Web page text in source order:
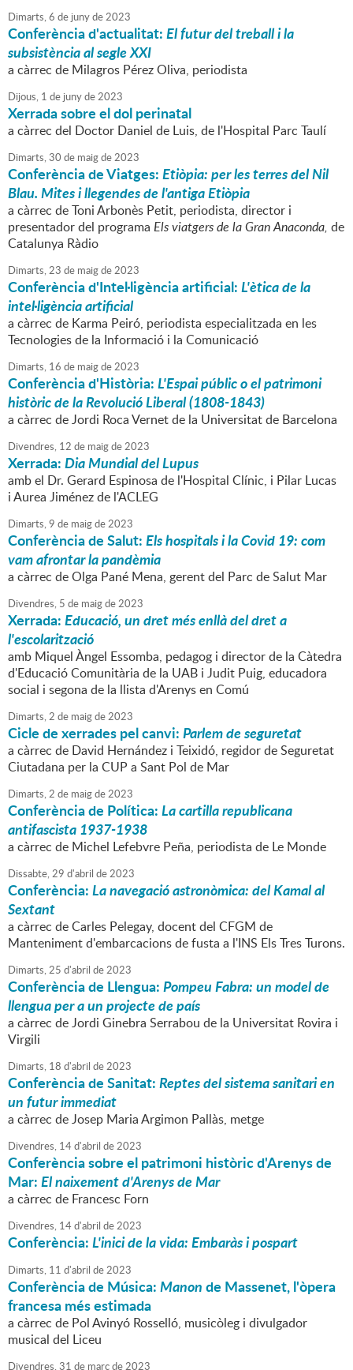
Dimarts,6 de junyde2023
Conferència d'actualitat:El futur del treball i la
subsistència al segle XXI
a càrrec de Milagros Pérez Oliva, periodista
Dijous, 1 de junyde2023
Xerrada sobre el dol perinatal
a càrrec del Doctor Daniel de Luis, de l'Hospital Parc Taulí
Dimarts,30 de maigde2023
Conferència de Viatges:Etiòpia: per les terres del Nil
Blau. Mites i llegendes de l'antiga Etiòpia
a càrrec de Toni Arbonès Petit, periodista, director i
presentador del programa Els viatgers de la Gran Anaconda, de
Catalunya Ràdio
Dimarts,23 de maigde2023
Conferència d'Intel·ligència artificial:L'ètica de la
intel·ligència artificial
a càrrec de Karma Peiró, periodista especialitzada en les
Tecnologies de la Informació i la Comunicació
Dimarts, 16 de maigde2023
Conferència d'Història:L'Espai públic o el patrimoni
històric de la Revolució Liberal (1808-1843)
a càrrec de Jordi Roca Vernet de la Universitat de Barcelona
Divendres, 12 de maigde2023
Xerrada:Dia Mundial del Lupus
amb el Dr. Gerard Espinosa de l'Hospital Clínic, i Pilar Lucas
i Aurea Jiménez de l'ACLEG
Dimarts,9 de maigde2023
Conferència de Salut:Els hospitals i la Covid 19: com
vam afrontar la pandèmia
a càrrec de Olga Pané Mena, gerent del Parc de Salut Mar
Divendres, 5 de maigde2023
Xerrada:Educació, un dret més enllà del dret a
l'escolarització
amb Miquel Àngel Essomba, pedagog i director de la Càtedra
d'Educació Comunitària de la UAB i Judit Puig, educadora
social i segona de la llista d'Arenys en Comú
Dimarts,2 de maigde2023
Cicle de xerrades pel canvi:Parlem de seguretat
a càrrec de David Hernández i Teixidó, regidor de Seguretat
Ciutadana per la CUP a Sant Pol de Mar
Dimarts,2 de maigde2023
Conferència de Política:La cartilla republicana
antifascista 1937-1938
a càrrec de Michel Lefebvre Peña, periodista de Le Monde
Dissabte,29 d'abril de2023
Conferència:La navegació astronòmica: del Kamal al
Sextant
a càrrec de Carles Pelegay, docent del CFGM de
Manteniment d'embarcacions de fusta a l'INS Els Tres Turons.
Dimarts,25 d'abril de2023
Conferència de Llengua:Pompeu Fabra: un model de
llengua per a un projecte de país
a càrrec de Jordi Ginebra Serrabou de la Universitat Rovira i
Virgili
Dimarts, 18 d'abril de2023
Conferència de Sanitat:Reptes del sistema sanitari en
un futur immediat
a càrrec de Josep Maria Argimon Pallàs, metge
Divendres, 14d'abril de2023
Conferència sobre el patrimoni històric d'Arenys de
Mar:El naixement d'Arenys de Mar
a càrrec de Francesc Forn
Divendres, 14d'abril de2023
Conferència:L'inici de la vida: Embaràs i pospart
Dimarts, 11 d'abril de2023
Conferència de Música:Manonde Massenet, l'òpera
francesa més estimada
a càrrec de Pol Avinyó Rosselló, musicòleg i divulgador
musical del Liceu
Divendres,31 de marçde2023